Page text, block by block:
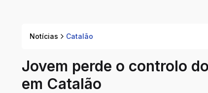
Notícias Catalão
Jovem perde o controlo
em Catalão